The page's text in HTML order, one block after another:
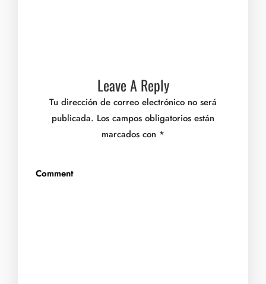
Leave A Reply
Tu dirección de correo electrónico no será
publicada. Los campos obligatorios están
marcados con *
Comment